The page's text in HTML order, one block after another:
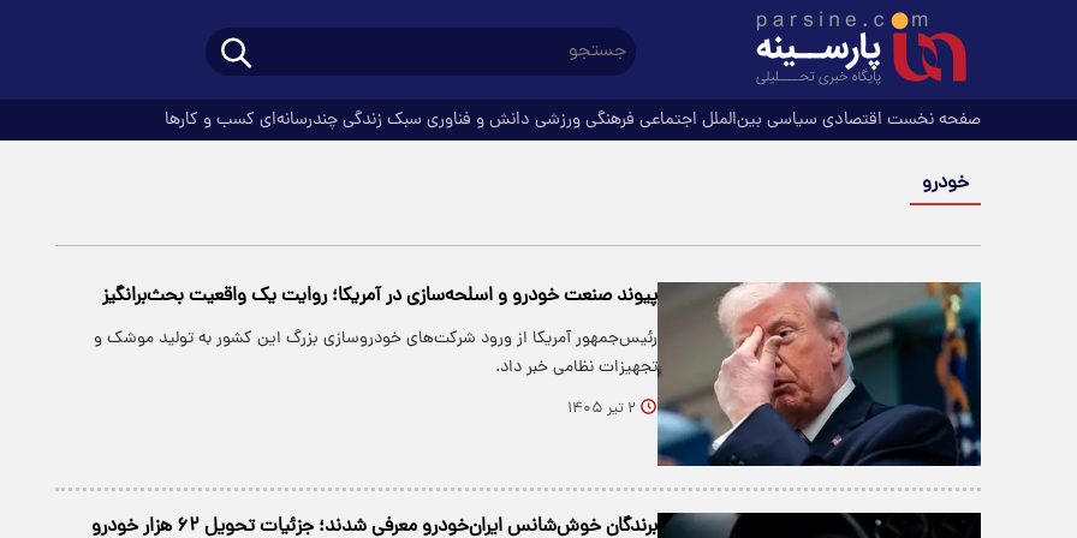
صفحه نخست اقتصادی سیاسی بین‌الملل اجتماعی فرهنگیورزشی دانش و فناوری سبک زندگیچندرسانه‌ای کسب و کارها
خودرو
پیوند صنعت خودرو و اسلحه‌سازی در آمریکا؛ روایت یک واقعیت بحث‌برانگیز
رئیس‌جمهور آمریکا از ورود شرکت‌های خودروسازی بزرگ این کشور به تولید موشک و
تجهیزات نظامی خبر داد.
۲ تیر ۱۴۰۵
برندگان خوش‌شانس ایران‌خودرو معرفی شدند؛ جزئیات تحویل ۶۲ هزار خودرو